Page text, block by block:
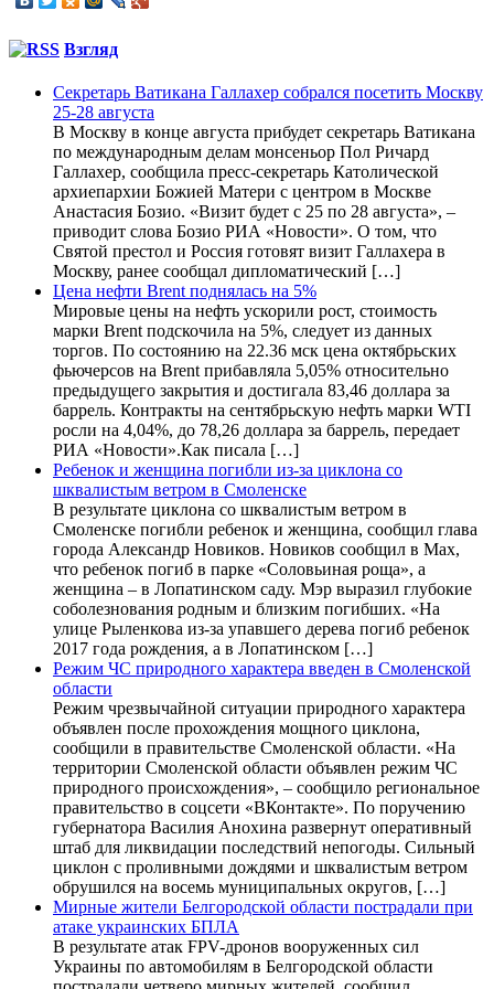
Взгляд
Секретарь Ватикана Галлахер собрался посетить Москву
25-28 августа
В Москву в конце августа прибудет секретарь Ватикана
по международным делам монсеньор Пол Ричард
Галлахер, сообщила пресс-секретарь Католической
архиепархии Божией Матери с центром в Москве
Анастасия Бозио. «Визит будет с 25 по 28 августа», –
приводит слова Бозио РИА «Новости». О том, что
Святой престол и Россия готовят визит Галлахера в
Москву, ранее сообщал дипломатический […]
Цена нефти Brent поднялась на 5%
Мировые цены на нефть ускорили рост, стоимость
марки Brent подскочила на 5%, следует из данных
торгов. По состоянию на 22.36 мск цена октябрьских
фьючерсов на Brent прибавляла 5,05% относительно
предыдущего закрытия и достигала 83,46 доллара за
баррель. Контракты на сентябрьскую нефть марки WTI
росли на 4,04%, до 78,26 доллара за баррель, передает
РИА «Новости».Как писала […]
Ребенок и женщина погибли из-за циклона со
шквалистым ветром в Смоленске
В результате циклона со шквалистым ветром в
Смоленске погибли ребенок и женщина, сообщил глава
города Александр Новиков. Новиков сообщил в Мах,
что ребенок погиб в парке «Соловьиная роща», а
женщина – в Лопатинском саду. Мэр выразил глубокие
соболезнования родным и близким погибших. «На
улице Рыленкова из-за упавшего дерева погиб ребенок
2017 года рождения, а в Лопатинском […]
Режим ЧС природного характера введен в Смоленской
области
Режим чрезвычайной ситуации природного характера
объявлен после прохождения мощного циклона,
сообщили в правительстве Смоленской области. «На
территории Смоленской области объявлен режим ЧС
природного происхождения», – сообщило региональное
правительство в соцсети «ВКонтакте». По поручению
губернатора Василия Анохина развернут оперативный
штаб для ликвидации последствий непогоды. Сильный
циклон с проливными дождями и шквалистым ветром
обрушился на восемь муниципальных округов, […]
Мирные жители Белгородской области пострадали при
атаке украинских БПЛА
В результате атак FPV-дронов вооруженных сил
Украины по автомобилям в Белгородской области